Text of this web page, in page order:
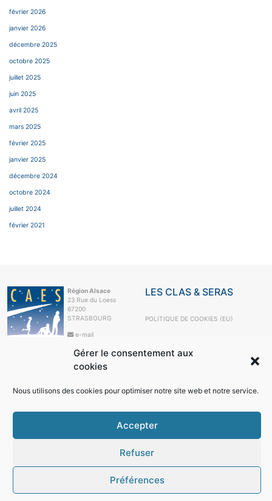
Gérer le consentement aux
cookies
Nous utilisons des cookies pour optimiser notre site web et notre service.
Accepter
Refuser
Préférences
février 2026
janvier 2026
décembre 2025
octobre 2025
juillet 2025
juin 2025
avril 2025
mars 2025
février 2025
janvier 2025
décembre 2024
octobre 2024
juillet 2024
février 2021
Région Alsace
23 Rue du Loess
67200
STRASBOURG
e-mail
99
LES CLAS & SERAS
POLITIQUE DE COOKIES (EU)
LE CAES MAG